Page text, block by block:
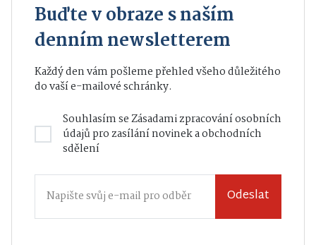
Buďte v obraze s naším
denním newsletterem
Každý den vám pošleme přehled všeho důležitého
do vaší e-mailové schránky.
Souhlasím seZásadami zpracování osobních
údajůpro zasílání novinek a obchodních
sdělení
Odeslat